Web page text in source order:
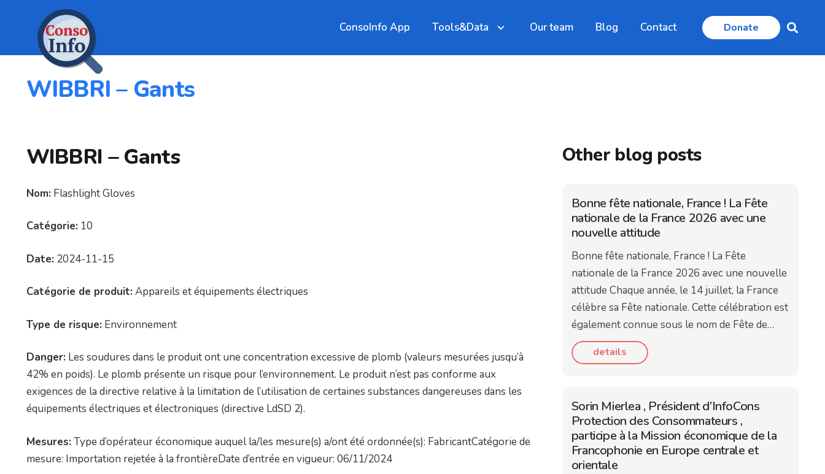
ConsoInfo App Tools&Data Our team Blog Contact Donate
WIBBRI – Gants
WIBBRI – Gants
Nom: Flashlight Gloves
Catégorie: 10
Date: 2024-11-15
Catégorie de produit: Appareils et équipements électriques
Type de risque: Environnement
Danger: Les soudures dans le produit ont une concentration excessive de plomb (valeurs mesurées jusqu’à
42% en poids). Le plomb présente un risque pour l’environnement. Le produit n’est pas conforme aux
exigences de la directive relative à la limitation de l’utilisation de certaines substances dangereuses dans les
équipements électriques et électroniques (directive LdSD 2).
Mesures: Type d’opérateur économique auquel la/les mesure(s) a/ont été ordonnée(s): FabricantCatégorie de
mesure: Importation rejetée à la frontièreDate d’entrée en vigueur: 06/11/2024
Other blog posts
Bonne fête nationale, France ! La Fête
nationale de la France 2026 avec une
nouvelle attitude
Bonne fête nationale, France ! La Fête
nationale de la France 2026 avec une nouvelle
attitude Chaque année, le 14 juillet, la France
célèbre sa Fête nationale. Cette célébration est
également connue sous le nom de Fête de…
details
Sorin Mierlea , Président d’InfoCons
Protection des Consommateurs ,
participe à la Mission économique de la
Francophonie en Europe centrale et
orientale